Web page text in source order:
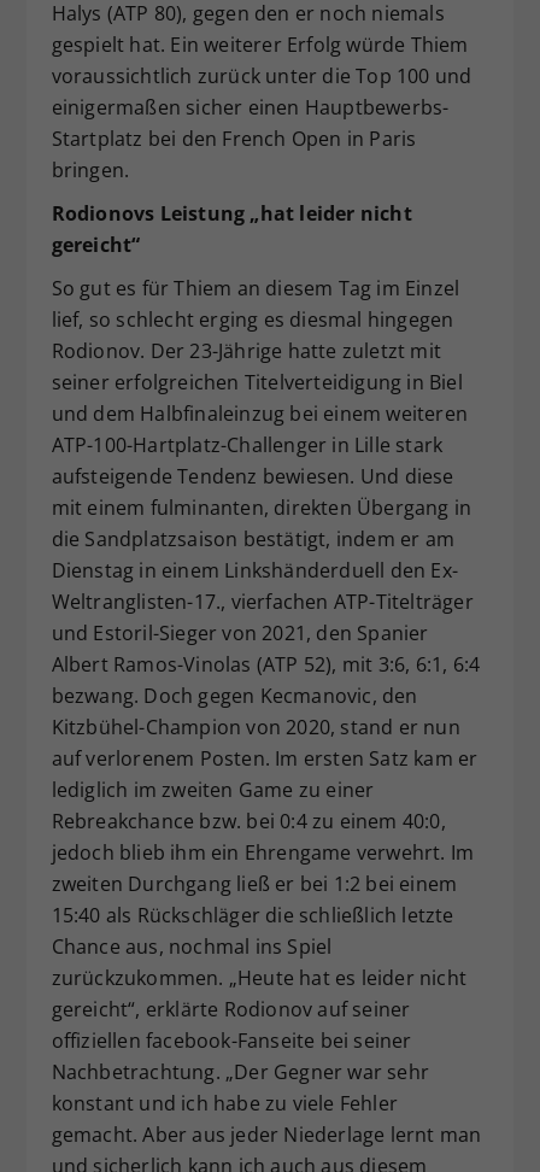
Halys (ATP 80), gegen den er noch niemals
gespielt hat. Ein weiterer Erfolg würde Thiem
voraussichtlich zurück unter die Top 100 und
einigermaßen sicher einen Hauptbewerbs-
Startplatz bei den French Open in Paris
bringen.
Rodionovs Leistung „hat leider nicht
gereicht“
So gut es für Thiem an diesem Tag im Einzel
lief, so schlecht erging es diesmal hingegen
Rodionov. Der 23-Jährige hatte zuletzt mit
seiner erfolgreichen Titelverteidigung in Biel
und dem Halbfinaleinzug bei einem weiteren
ATP-100-Hartplatz-Challenger in Lille stark
aufsteigende Tendenz bewiesen. Und diese
mit einem fulminanten, direkten Übergang in
die Sandplatzsaison bestätigt, indem er am
Dienstag in einem Linkshänderduell den Ex-
Weltranglisten-17., vierfachen ATP-Titelträger
und Estoril-Sieger von 2021, den Spanier
Albert Ramos-Vinolas (ATP 52), mit 3:6, 6:1, 6:4
bezwang. Doch gegen Kecmanovic, den
Kitzbühel-Champion von 2020, stand er nun
auf verlorenem Posten. Im ersten Satz kam er
lediglich im zweiten Game zu einer
Rebreakchance bzw. bei 0:4 zu einem 40:0,
jedoch blieb ihm ein Ehrengame verwehrt. Im
zweiten Durchgang ließ er bei 1:2 bei einem
15:40 als Rückschläger die schließlich letzte
Chance aus, nochmal ins Spiel
zurückzukommen. „Heute hat es leider nicht
gereicht“, erklärte Rodionov auf seiner
offiziellen facebook-Fanseite bei seiner
Nachbetrachtung. „Der Gegner war sehr
konstant und ich habe zu viele Fehler
gemacht. Aber aus jeder Niederlage lernt man
und sicherlich kann ich auch aus diesem